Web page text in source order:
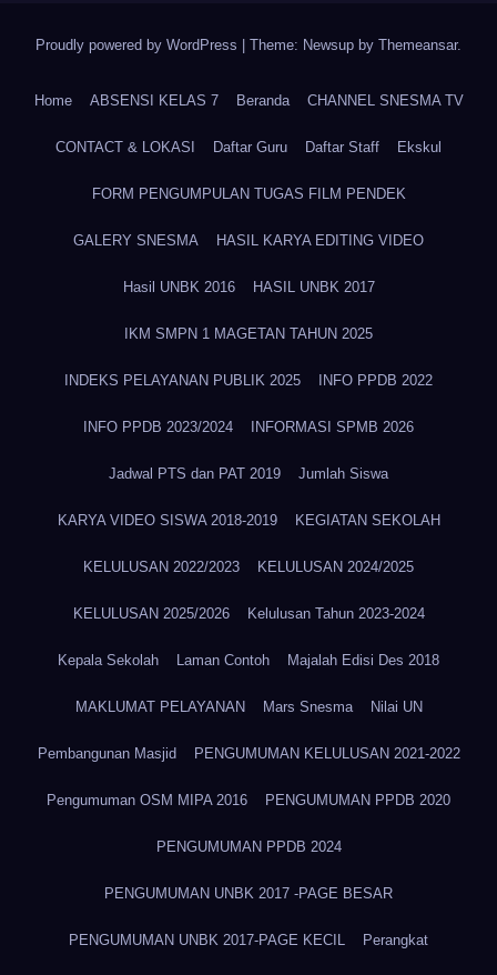
Proudly powered by WordPress Theme: Newsup by Themeansar.
Home ABSENSI KELAS 7 Beranda CHANNEL SNESMA TV
CONTACT & LOKASI Daftar Guru Daftar Staff Ekskul
FORM PENGUMPULAN TUGAS FILM PENDEK
GALERY SNESMA HASIL KARYA EDITING VIDEO
Hasil UNBK 2016 HASIL UNBK 2017
IKM SMPN 1 MAGETAN TAHUN 2025
INDEKS PELAYANAN PUBLIK 2025 INFO PPDB 2022
INFO PPDB 2023/2024 INFORMASI SPMB 2026
Jadwal PTS dan PAT 2019 Jumlah Siswa
KARYA VIDEO SISWA 2018-2019 KEGIATAN SEKOLAH
KELULUSAN 2022/2023 KELULUSAN 2024/2025
KELULUSAN 2025/2026 Kelulusan Tahun 2023-2024
Kepala Sekolah Laman Contoh Majalah Edisi Des 2018
MAKLUMAT PELAYANAN Mars Snesma Nilai UN
Pembangunan Masjid PENGUMUMAN KELULUSAN 2021-2022
Pengumuman OSM MIPA 2016 PENGUMUMAN PPDB 2020
PENGUMUMAN PPDB 2024
PENGUMUMAN UNBK 2017 -PAGE BESAR
PENGUMUMAN UNBK 2017-PAGE KECIL Perangkat